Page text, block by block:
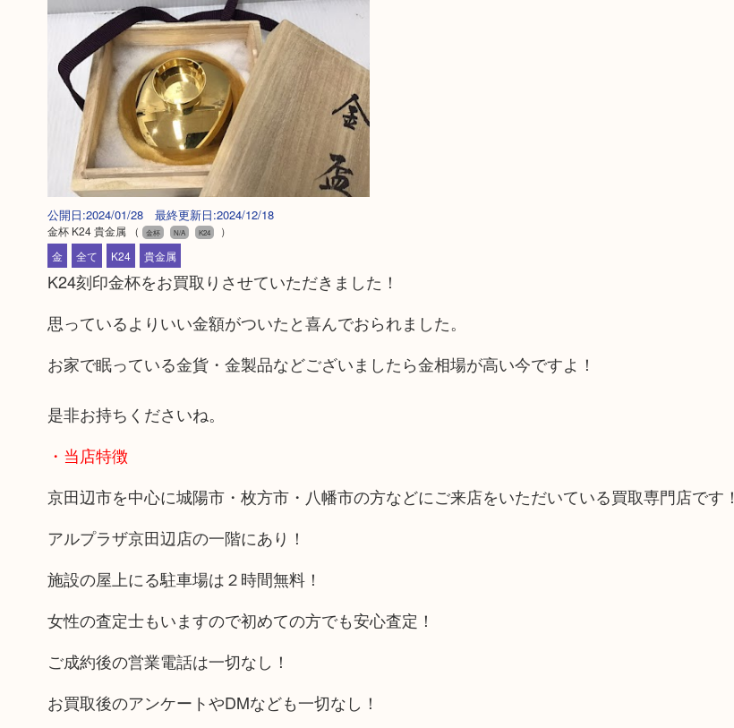
公開日:2024/01/28 最終更新日:2024/12/18
金杯 K24 貴金属 （ 金杯 N/A K24
）
金
全て K24 貴金属
K24刻印金杯をお買取りさせていただきました！
思っているよりいい金額がついたと喜んでおられました。
お家で眠っている金貨・金製品などございましたら金相場が高い今ですよ！
是非お持ちくださいね。
・当店特徴
京田辺市を中心に城陽市・枚方市・八幡市の方などにご来店をいただいている買取専門店です！
アルプラザ京田辺店の一階にあり！
施設の屋上にる駐車場は２時間無料！
女性の査定士もいますので初めての方でも安心査定！
ご成約後の営業電話は一切なし！
お買取後のアンケートやDMなども一切なし！